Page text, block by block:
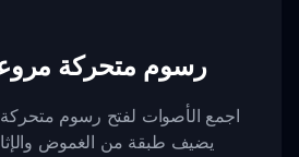
رسوم متحركة
اجمع الأصوات لفتح رسوم
يضيف طبقة من الغموض